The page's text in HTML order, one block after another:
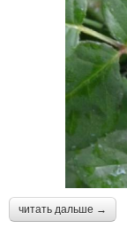
читать дальше →